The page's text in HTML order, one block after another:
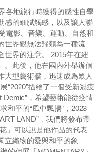
各地旅行時獲得的感性自學
感的細膩觸感，以及讓人聯
電影、音樂、運動、自然和
世界觀無法歸類為一種流
世界的注意。 2015年在紐
。此後，他在國內外舉辦個
大型藝術牆，迅速成為眾人
“2020”描繪了一個受新冠疫
Demic”，希望藝術能從疫情
和平的“風中飄揚”，2023
LAND”，我們將發布帶
」可以說是他作品的代表
立織物的愛與和平的象